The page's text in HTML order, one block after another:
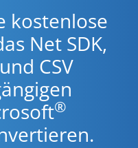
kostenlose
Net SDK,
CSV
®